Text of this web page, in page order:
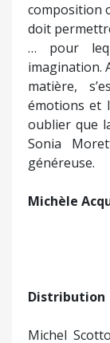
Distribution
Michel
Gabrielli :
la paysanne,
Pascalini : le